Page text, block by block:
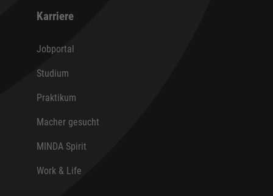
Karriere
Jobportal
Studium
Praktikum
Macher gesucht
MINDA Spirit
Work & Life